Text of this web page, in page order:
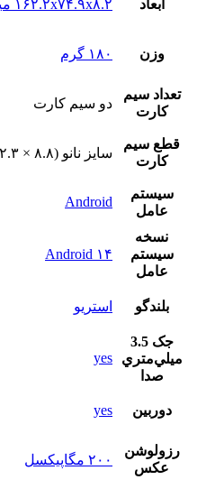
ابعاد ۱۶۲.۲x۷۴.۹x۸.۲ میلی‌متر
وزن ۱۸۰ گرم
تعداد سيم
کارت
دو سيم کارت
قطع سيم
کارت
سایز نانو (۸.۸ × ۱۲.۳ میلی‌متر)
سيستم
عامل
Android
نسخه
سيستم
عامل
Android ۱۴
بلندگو استريو
جک 3.5
ميلي‌متري
صدا
yes
دوربين yes
رزولوشن
عکس
۲۰۰ مگاپیکسل